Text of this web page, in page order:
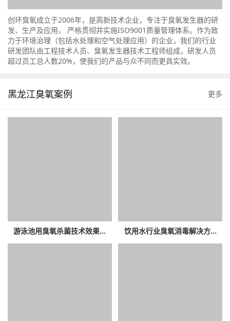
创环臭氧成立于2006年，是高新技术企业，专注于臭氧发生器的研
发、生产及应用， 严格贯彻并实施ISO9001质量管理体系。作为致
力于环境治理（包括水处理和空气处理应用）的企业，我们的行业
研发团队由工程技术人员、臭氧发生器技术工程师组成，研发人员
超过员工总人数20%，使我们的产品与众不同而更具实效。
黑龙江臭氧案例 更多
游泳池用臭氧杀菌技术效果... 饮用水行业臭氧消毒解决方...